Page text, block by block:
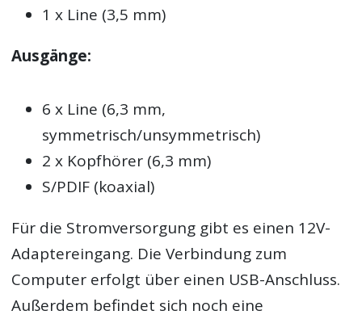
1 x Line (3,5 mm)
Ausgänge:
6 x Line (6,3 mm,
symmetrisch/unsymmetrisch)
2 x Kopfhörer (6,3 mm)
S/PDIF (koaxial)
Für die Stromversorgung gibt es einen 12V-
Adaptereingang. Die Verbindung zum
Computer erfolgt über einen USB-Anschluss.
Außerdem befindet sich noch eine